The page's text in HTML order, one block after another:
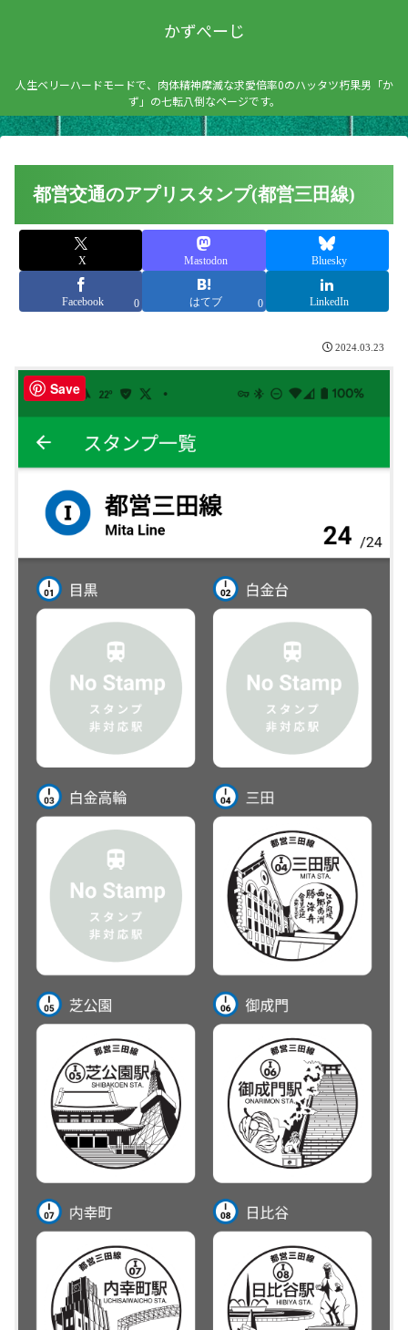
かずぺーじ
人生ベリーハードモードで、肉体精神摩滅な求愛倍率0のハッタツ朽果男「か
ず」の七転八倒なページです。
都営交通のアプリスタンプ(都営三田線)
X Mastodon Bluesky
Facebook 0 はてブ 0 LinkedIn
2024.03.23
Save